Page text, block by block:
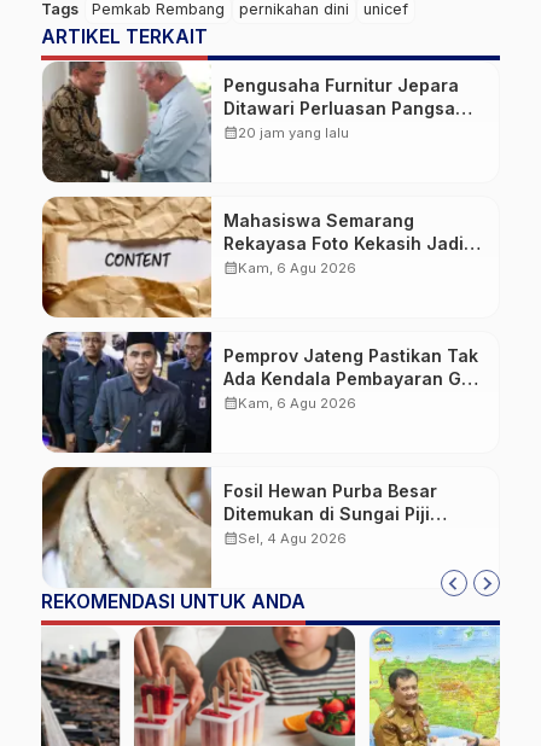
Tags Pemkab Rembang pernikahan dini unicef
ARTIKEL TERKAIT
Pengusaha Furnitur Jepara
Ditawari Perluasan Pangsa
Pasar Hingga ke IKN
calendar_month20 jam yang lalu
Mahasiswa Semarang
Rekayasa Foto Kekasih Jadi
Konten Cabul karena Sakit
calendar_monthKam, 6 Agu 2026
Pemprov Jateng Pastikan Tak
Ada Kendala Pembayaran Gaji
ASN di Tengah Pemangkasan
calendar_monthKam, 6 Agu 2026
Fosil Hewan Purba Besar
Ditemukan di Sungai Piji
Kudus
calendar_monthSel, 4 Agu 2026
REKOMENDASI UNTUK ANDA